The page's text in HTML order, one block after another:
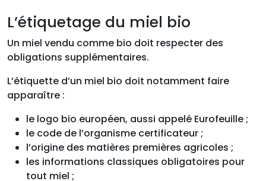
L’étiquetage du miel bio
Un miel vendu comme bio doit respecter des
obligations supplémentaires.
L’étiquette d’un miel bio doit notamment faire
apparaître :
le logo bio européen, aussi appelé Eurofeuille ;
le code de l’organisme certificateur ;
l’origine des matières premières agricoles ;
les informations classiques obligatoires pour
tout miel ;